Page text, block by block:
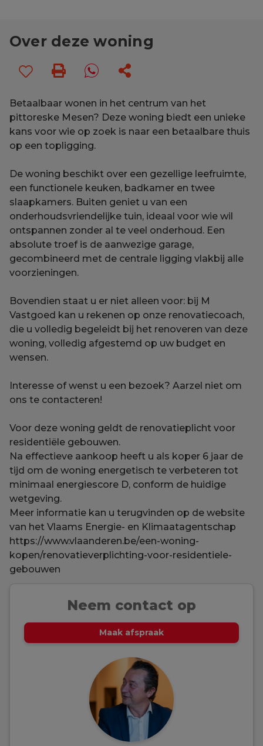
Over deze woning
Betaalbaar wonen in het centrum van het
pittoreske Mesen? Deze woning biedt een unieke
kans voor wie op zoek is naar een betaalbare thuis
op een topligging.
De woning beschikt over een gezellige leefruimte,
een functionele keuken, badkamer en twee
slaapkamers. Buiten geniet u van een
onderhoudsvriendelijke tuin, ideaal voor wie wil
ontspannen zonder al te veel onderhoud. Een
absolute troef is de aanwezige garage,
gecombineerd met de centrale ligging vlakbij alle
voorzieningen.
Bovendien staat u er niet alleen voor: bij M
Vastgoed kan u rekenen op onze renovatiecoach,
die u volledig begeleidt bij het renoveren van deze
woning, volledig afgestemd op uw budget en
wensen.
Interesse of wenst u een bezoek? Aarzel niet om
ons te contacteren!
Voor deze woning geldt de renovatieplicht voor
residentiële gebouwen.
Na effectieve aankoop heeft u als koper 6 jaar de
tijd om de woning energetisch te verbeteren tot
minimaal energiescore D, conform de huidige
wetgeving.
Meer informatie kan u terugvinden op de website
van het Vlaams Energie- en Klimaatagentschap
https://www.vlaanderen.be/een-woning-
kopen/renovatieverplichting-voor-residentiele-
gebouwen
Neem contact op
Maak afspraak